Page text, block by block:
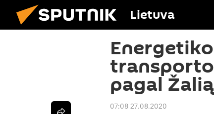
Lietuva
pagal
07:08 27.08.2020